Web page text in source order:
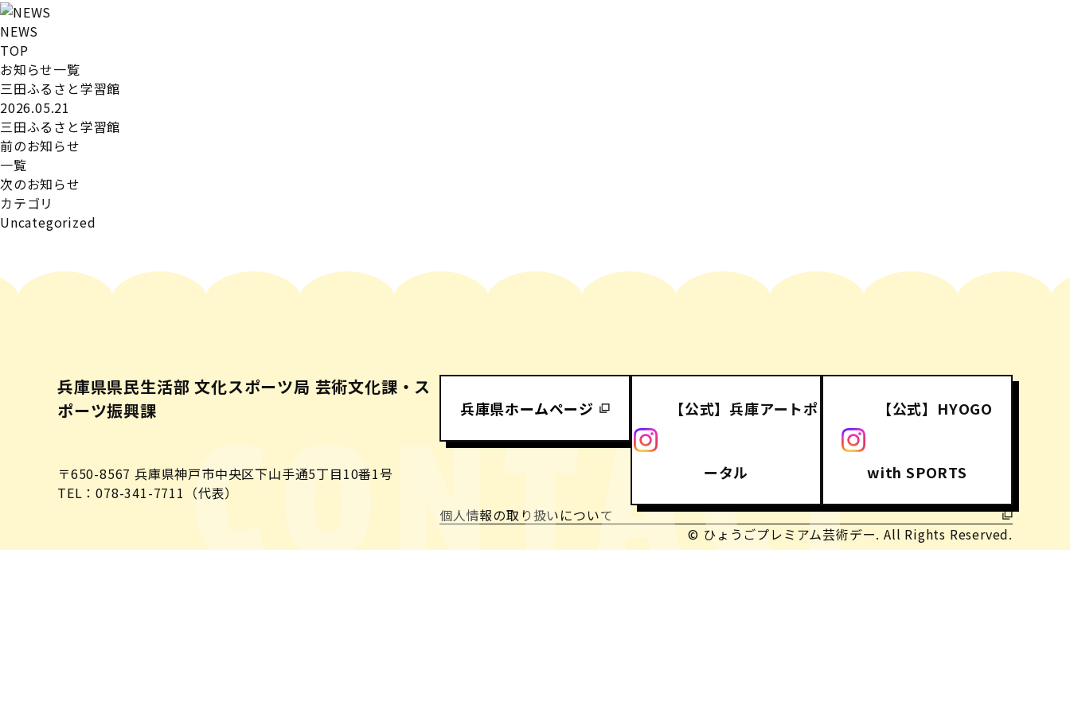
NEWS
TOP
お知らせ一覧
三田ふるさと学習館
2026.05.21
三田ふるさと学習館
前のお知らせ
一覧
次のお知らせ
カテゴリ
Uncategorized
兵庫県県民生活部 文化スポーツ局 芸術文化課・ス
ポーツ振興課
〒650-8567 兵庫県神戸市中央区下山手通5丁目10番1号
TEL：078-341-7711（代表）
兵庫県ホームページ 【公式】兵庫アートポ
ータル
【公式】HYOGO
with SPORTS
個人情報の取り扱いについて
© ひょうごプレミアム芸術デー. All Rights Reserved.
CONTACT